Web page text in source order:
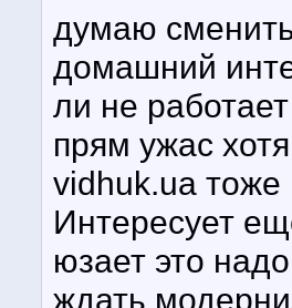
думаю
домашний
ли не
прям ужас
vidhuk.ua тоже
Интересует
юзает это
ждать